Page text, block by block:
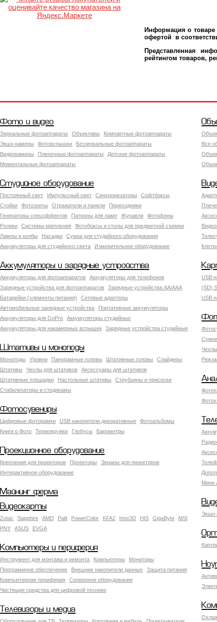
Информация о товаре
офертой в
Представленная
рейтингом товаров,
Фото и видео
Зеркальные фотоаппараты Объективы
Компактные фотоаппараты
Экшн камеры
Фотовспышки
Беззеркальные фотоаппараты
Видеокамеры
Пленочные фотоаппараты
Детские фотоаппараты
Моментальные фотоаппараты
Все
Студийное оборудование
Постоянный свет Импульсный свет Синхронизаторы
Софтбоксы
Стойки
Фотозонты Отражатели и панели
Переходники
Генераторы спецэффектов
Патроны для ламп Журавли
Фотофоны
Ролики
Системы крепления
Фотобоксы и столы для предметной съемки
Лампы и колбы
Насадки
Сумки для студийного оборудования
Аккумуляторы для студийного света
Измерительное оборудование
Аккумуляторы и зарядные устройства
Аккумуляторы для фотоаппаратов
Аккумуляторы для телефонов
Зарядные устройства для фотоаппаратов
Зарядные устройства AA/AAA
Батарейки (элементы питания)
Сетевые адаптеры
Автомобильные зарядные устройства
Портативные аккумуляторы
Аккумуляторы для GoPro
Аккумуляторы студийные
Аккумуляторы для накамерных вспышек
Зарядные устройства студийные
USB
(SD)
USB
Штативы и моноподы
Моноподы Уровни Панорамные головы Штативные головы
Слайдеры
Штативы
Чехлы для штативов
Аксессуары для штативов
Штативные площадки
Настольные штативы
Струбцины и присоски
Стабилизаторы и стедикамы
Фотосувениры
Цифровые фоторамки USB накопители декоративные
Фотоальбомы
Книги о Фото
Термокружки Глобусы Барометры
Мини
Проекционное оборудование
Крепления для проекторов Проекторы
Экраны для проекторов
Интерактивное оборудование
Майнинг ферма
Экшн
Видеокарты
Zotac Sapphire AMD Palit PowerColor KFA2 Inno3D HIS GigaByte
MSI
PNY
ASUS EVGA
Компьютеры и периферия
Инструмент для монтажа и ремонта Компьютеры
Мониторы
Программное обеспечение
Внешние накопители данных
Защита питания
Компьютерная периферия
Серверное оборудование
Чистящие средства для цифровой техники
Телевизоры и медиа